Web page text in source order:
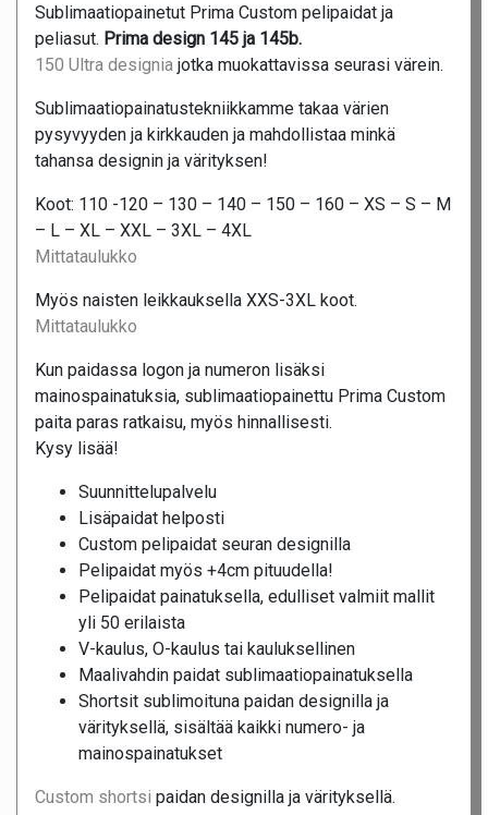
Sublimaatiopainetut Prima Custom pelipaidat ja
peliasut. Prima design 145 ja 145b.
150 Ultra designia jotka muokattavissa seurasi värein.
Sublimaatiopainatustekniikkamme takaa värien
pysyvyyden ja kirkkauden ja mahdollistaa minkä
tahansa designin ja värityksen!
Koot: 110 -120 – 130 – 140 – 150 – 160 – XS – S – M
– L – XL – XXL – 3XL – 4XL
Mittataulukko
Myös naisten leikkauksella XXS-3XL koot.
Mittataulukko
Kun paidassa logon ja numeron lisäksi
mainospainatuksia, sublimaatiopainettu Prima Custom
paita paras ratkaisu, myös hinnallisesti.
Kysy lisää!
Suunnittelupalvelu
Lisäpaidat helposti
Custom pelipaidat seuran designilla
Pelipaidat myös +4cm pituudella!
Pelipaidat painatuksella, edulliset valmiit mallit
yli 50 erilaista
V-kaulus, O-kaulus tai kauluksellinen
Maalivahdin paidat sublimaatiopainatuksella
Shortsit sublimoituna paidan designilla ja
värityksellä, sisältää kaikki numero- ja
mainospainatukset
Custom shortsi paidan designilla ja värityksellä.